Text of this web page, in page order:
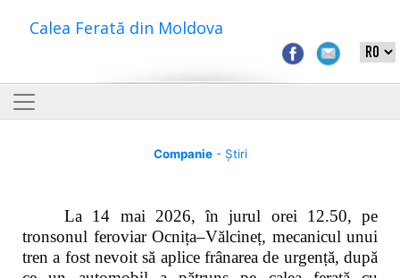
Calea Ferată din Moldova
Companie- Știri
La 14 mai 2026, în jurul orei 12.50, pe
tronsonul feroviar Ocnița–Vălcineț, mecanicul unui
tren a fost nevoit să aplice frânarea de urgență, după